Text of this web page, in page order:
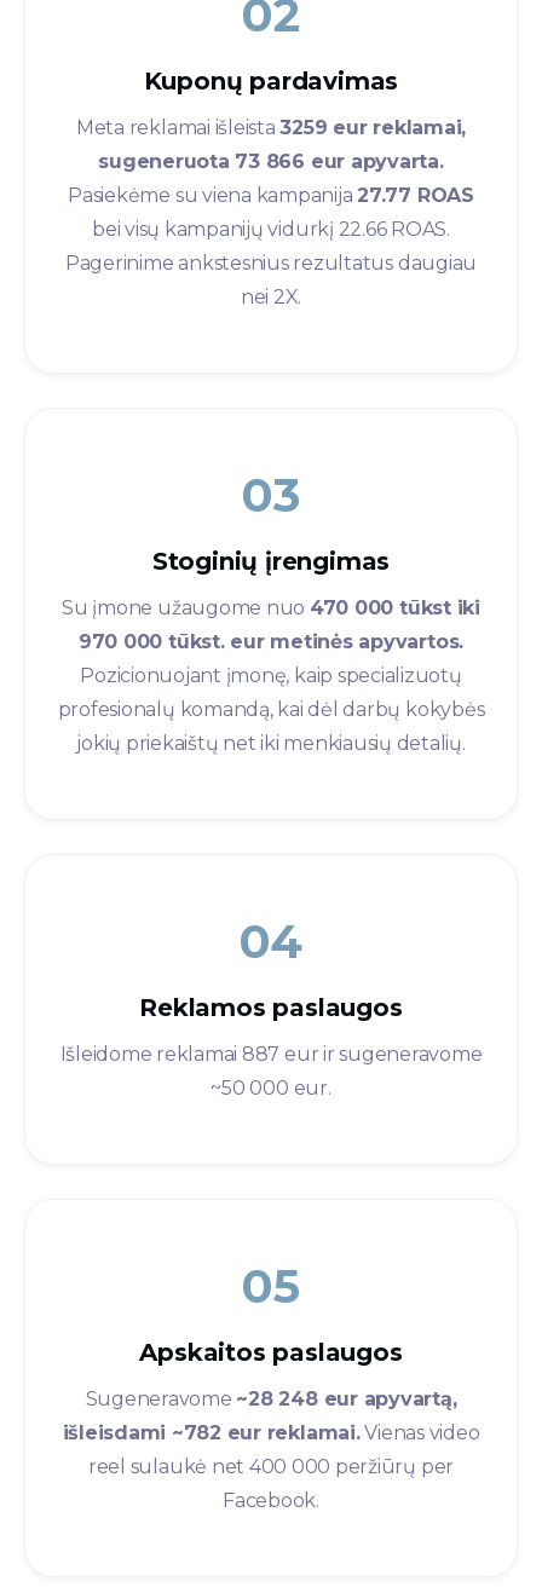
02
Kuponų pardavimas​
Meta reklamai išleista3259 eur reklamai,
sugeneruota 73 866 eur apyvarta.
Pasiekėme su viena kampanija 27.77 ROAS
bei visų kampanijų vidurkį 22.66 ROAS.
Pagerinime ankstesnius rezultatus daugiau
nei 2X.
03
Stoginių įrengimas​
Su įmone užaugome nuo 470 000 tūkst iki
970 000 tūkst. eur metinės apyvartos.
Pozicionuojant įmonę, kaip specializuotų
profesionalų komandą, kai dėl darbų kokybės
jokių priekaištų net iki menkiausių detalių.
04
Reklamos paslaugos​
Išleidome reklamai 887 eur ir sugeneravome
~50 000 eur.
05
Apskaitos paslaugos​
Sugeneravome ~28 248 eur apyvartą,
išleisdami ~782 eur reklamai.Vienas video
reel sulaukė net 400 000 peržiūrų per
Facebook.